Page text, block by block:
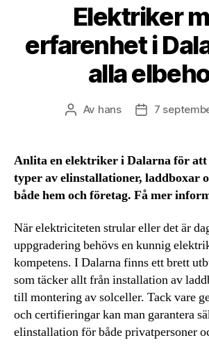
Elektriker
erfarenhet i
alla
Inläggsförfattare
Av hans Inläggsdatum
7
Anlita en elektriker i Dalarna för
typer av elinstallationer, laddboxar
både hem och företag. Få mer
När elektriciteten strular eller det är
uppgradering behövs en kunnig
kompetens. I Dalarna finns ett brett
som täcker allt från installation av
till montering av solceller. Tack vare
och certifieringar kan man garantera
elinstallation för både privatpersoner